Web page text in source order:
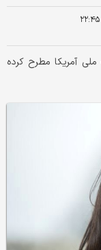
ملی آمریکا مطرح کرده